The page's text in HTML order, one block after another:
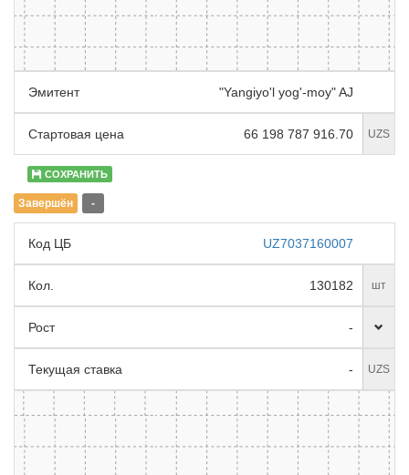
Эмитент "Yangiyo'l yog'-moy" AJ
Стартовая цена 66 198 787 916.70 UZS
СОХРАНИТЬ
Завершён -
Код ЦБ UZ7037160007
Кол. 130182 шт
Рост -
Текущая ставка - UZS